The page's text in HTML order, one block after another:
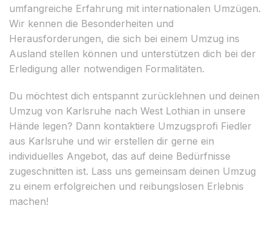
umfangreiche Erfahrung mit internationalen Umzügen.
Wir kennen die Besonderheiten und
Herausforderungen, die sich bei einem Umzug ins
Ausland stellen können und unterstützen dich bei der
Erledigung aller notwendigen Formalitäten.
Du möchtest dich entspannt zurücklehnen und deinen
Umzug von Karlsruhe nach West Lothian in unsere
Hände legen? Dann kontaktiere Umzugsprofi Fiedler
aus Karlsruhe und wir erstellen dir gerne ein
individuelles Angebot, das auf deine Bedürfnisse
zugeschnitten ist. Lass uns gemeinsam deinen Umzug
zu einem erfolgreichen und reibungslosen Erlebnis
machen!